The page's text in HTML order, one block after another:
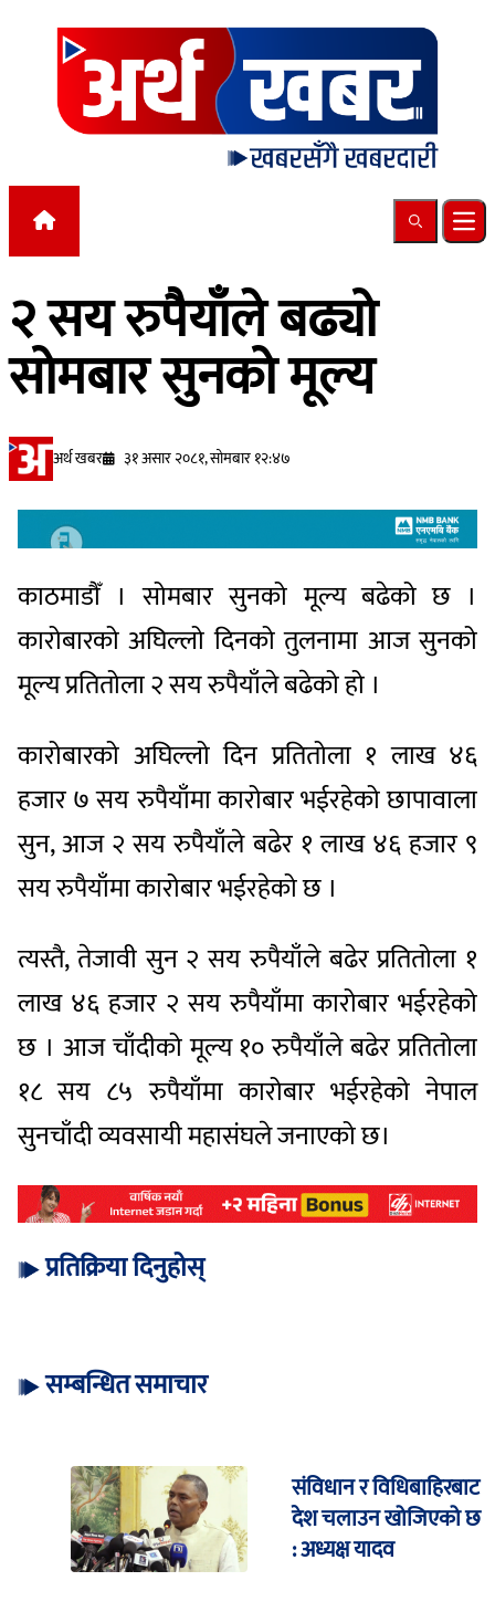
Skip to content
Search
२ सय रुपैयाँले बढ्यो
सोमबार सुनको मूल्य
अर्थ खबर ३१ असार २०८१, सोमबार १२:४७
काठमाडौँ । सोमबार सुनको मूल्य बढेको छ ।
कारोबारको अघिल्लो दिनको तुलनामा आज सुनको
मूल्य प्रतितोला २ सय रुपैयाँले बढेको हो ।
कारोबारको अघिल्लो दिन प्रतितोला १ लाख ४६
हजार ७ सय रुपैयाँमा कारोबार भईरहेको छापावाला
सुन, आज २ सय रुपैयाँले बढेर १ लाख ४६ हजार ९
सय रुपैयाँमा कारोबार भईरहेको छ ।
त्यस्तै, तेजावी सुन २ सय रुपैयाँले बढेर प्रतितोला १
लाख ४६ हजार २ सय रुपैयाँमा कारोबार भईरहेको
छ । आज चाँदीको मूल्य १० रुपैयाँले बढेर प्रतितोला
१८ सय ८५ रुपैयाँमा कारोबार भईरहेको नेपाल
सुनचाँदी व्यवसायी महासंघले जनाएको छ।
प्रतिक्रिया दिनुहोस्
सम्बन्धित समाचार
संविधान र विधिबाहिरबाट
देश चलाउन खोजिएको छ
: अध्यक्ष यादव